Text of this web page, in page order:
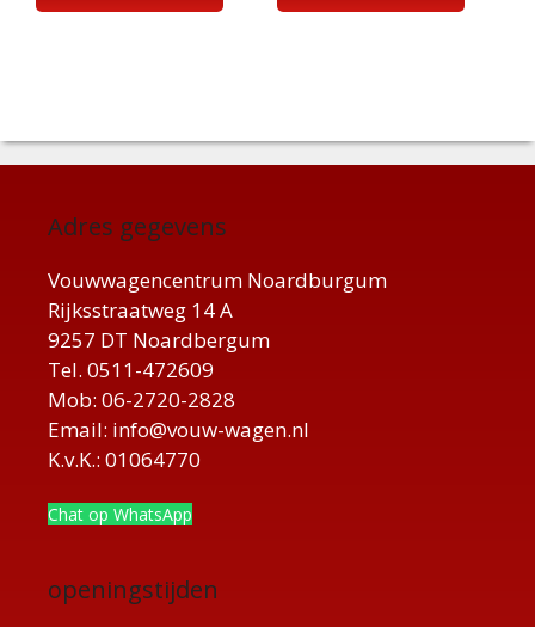
Adres gegevens
Vouwwagencentrum Noardburgum
Rijksstraatweg 14 A
9257 DT Noardbergum
Tel. 0511-472609
Mob: 06-2720-2828
Email: info@vouw-wagen.nl
K.v.K.: 01064770
Chat op WhatsApp
openingstijden